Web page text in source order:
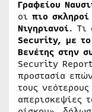
Γραφείου
οι πιο
Νιγηριανοί. Τι
Security, με το
Βενέτης στην
Security
προστασία
τους
απερισκεψίες